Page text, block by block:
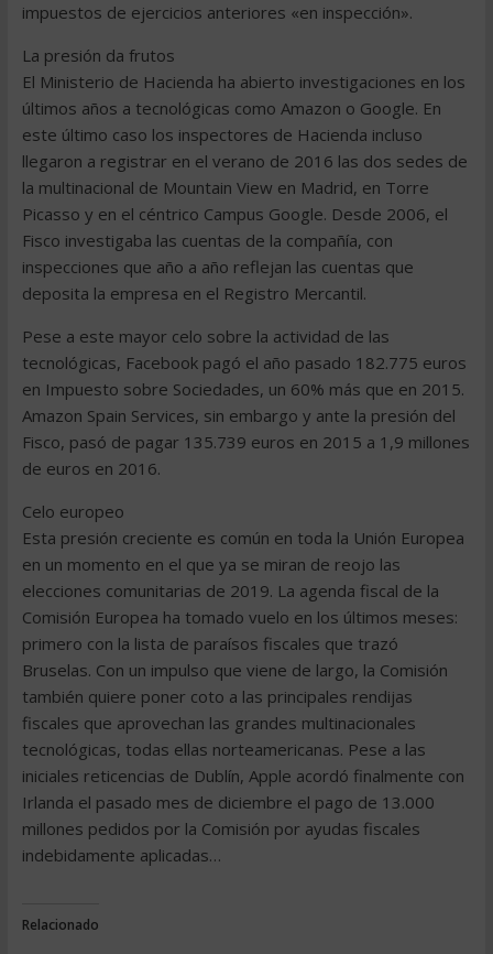
impuestos de ejercicios anteriores «en inspección».
La presión da frutos
El Ministerio de Hacienda ha abierto investigaciones en los
últimos años a tecnológicas como Amazon o Google. En
este último caso los inspectores de Hacienda incluso
llegaron a registrar en el verano de 2016 las dos sedes de
la multinacional de Mountain View en Madrid, en Torre
Picasso y en el céntrico Campus Google. Desde 2006, el
Fisco investigaba las cuentas de la compañía, con
inspecciones que año a año reflejan las cuentas que
deposita la empresa en el Registro Mercantil.
Pese a este mayor celo sobre la actividad de las
tecnológicas, Facebook pagó el año pasado 182.775 euros
en Impuesto sobre Sociedades, un 60% más que en 2015.
Amazon Spain Services, sin embargo y ante la presión del
Fisco, pasó de pagar 135.739 euros en 2015 a 1,9 millones
de euros en 2016.
Celo europeo
Esta presión creciente es común en toda la Unión Europea
en un momento en el que ya se miran de reojo las
elecciones comunitarias de 2019. La agenda fiscal de la
Comisión Europea ha tomado vuelo en los últimos meses:
primero con la lista de paraísos fiscales que trazó
Bruselas. Con un impulso que viene de largo, la Comisión
también quiere poner coto a las principales rendijas
fiscales que aprovechan las grandes multinacionales
tecnológicas, todas ellas norteamericanas. Pese a las
iniciales reticencias de Dublín, Apple acordó finalmente con
Irlanda el pasado mes de diciembre el pago de 13.000
millones pedidos por la Comisión por ayudas fiscales
indebidamente aplicadas…
Relacionado